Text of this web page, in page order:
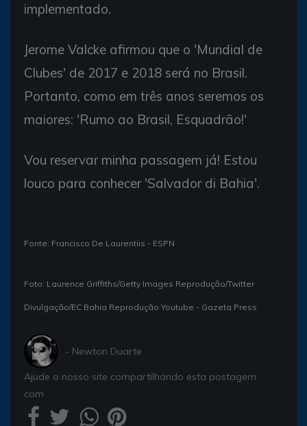
implementado.
Jerome Valcke afirmou que o 'Mundial de
Clubes' de 2017 e 2018 será no Brasil.
Portanto, como em três anos seremos os
maiores: 'Rumo ao Brasil, Esquadrão!'
Vou reservar minha passagem já! Estou
louco para conhecer 'Salvador di Bahia'.
Fonte: Francisco De Laurentiis - ESPN
Foto: Laurence Griffiths/Getty Images Reprodução/Twitter
Divulgação/EC Bahia Reprodução Youtube - Gazeta Press
- Newton Duarte
Ajude o nosso site compartilhando esta postagem
com